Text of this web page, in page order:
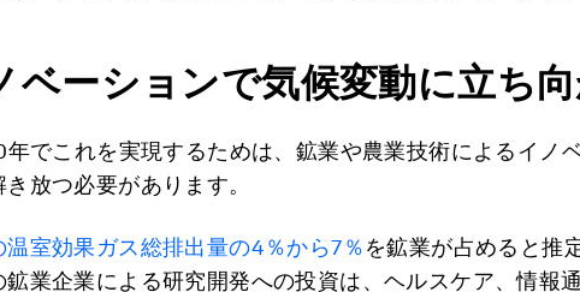
ベーションで気候変動に立ち向
年でこれを実現するためは、鉱業や農業技術によるイノ
き放つ必要があります。
温室効果ガス総排出量の4％から7％を鉱業が占めると推
鉱業企業による研究開発への投資は、ヘルスケア、情報